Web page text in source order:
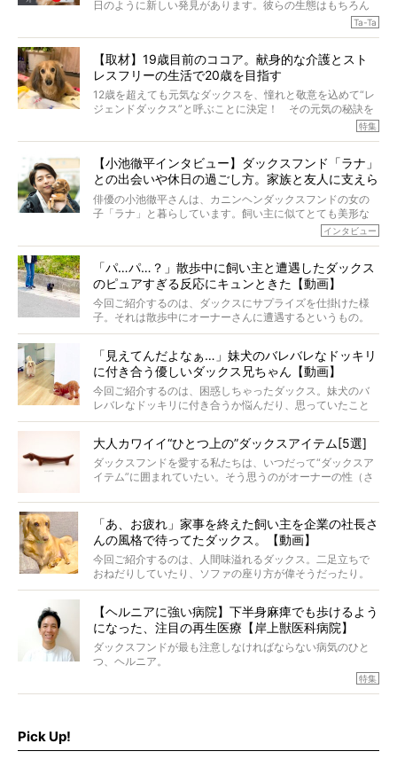
日のように新しい発見があります。彼らの生態はもちろん
のこと、「食事」に関することも同じです。昔の犬は25年
代の犬の食事は“ある重要な栄養”が不足しがちになっている
というのです。
それを効率よくおぎなってくれるのが、コラーゲン！ そ
こでわたしたちは、純度100%の犬用コラーゲンサプリ
『Ta-Ta(タータ)』を作りました！
愛犬家の83％が「健康維持を実感した」と評判のTa-Ta(タ
か届きますように。
Ta-Ta
【取材】19歳目前のココア。献身的な介護とスト
レスフリーの生活で20歳を目指す
12歳を超えても元気なダックスを、憧れと敬意を込めて“レ
ジェンドダックス”と呼ぶことに決定！ その元気の秘訣を
オーナーさんに伺うのが、特集『レジェンドダックスの肖
く」というオーナーさんのポリシーのもと、甘やかさずに
育てられ、18歳になるまで定期検査すらしたことがなかっ
たというココアくん。果たしてその長生きの秘訣とは。
特集
【小池徹平インタビュー】ダックスフンド「ラナ」
との出会いや休日の過ごし方。家族と友人に支えら
れてー
俳優の小池徹平さんは、カニンヘンダックスフンドの女の
子「ラナ」と暮らしています。飼い主に似てとても美形な
ラナは、現在８才。小池さんのインスタグラムでは、ラナ
ケメンから愛されているラナは、去年の誕生日に小池さん
からプレゼントしてもらったハーネスをつけて撮影に参加
してくれました。
インタビュー
「パ…パ…？」散歩中に飼い主と遭遇したダックス
のピュアすぎる反応にキュンときた【動画】
今回ご紹介するのは、ダックスにサプライズを仕掛けた様
子。それは散歩中にオーナーさんに遭遇するというもの。
戸惑って歩きを止めたり、すぐに気付いて追いかけたり、
「見えてんだよなぁ…」妹犬のバレバレなドッキリ
に付き合う優しいダックス兄ちゃん【動画】
今回ご紹介するのは、困惑しちゃったダックス。妹犬のバ
レバレなドッキリに付き合うか悩んだり、思っていたこと
と違う事態に陥ったり。そんなお悩み全開なダックスの様
大人カワイイ“ひとつ上の”ダックスアイテム[5選]
ダックスフンドを愛する私たちは、いつだって“ダックスア
イテム”に囲まれていたい。そう思うのがオーナーの性（さ
ムをご紹介。
「あ、お疲れ」家事を終えた飼い主を企業の社長さ
んの風格で待ってたダックス。【動画】
今回ご紹介するのは、人間味溢れるダックス。二足立ちで
おねだりしていたり、ソファの座り方が偉そうだったり。
今にも言葉を発しそうなダックスの姿は、もう人間にしか
【ヘルニアに強い病院】下半身麻痺でも歩けるよう
になった、注目の再生医療【岸上獣医科病院】
ダックスフンドが最も注意しなければならない病気のひと
つ、ヘルニア。
特集『ヘルニアに、負けない』では、ヘルニアに強い動物特集
Pick Up!